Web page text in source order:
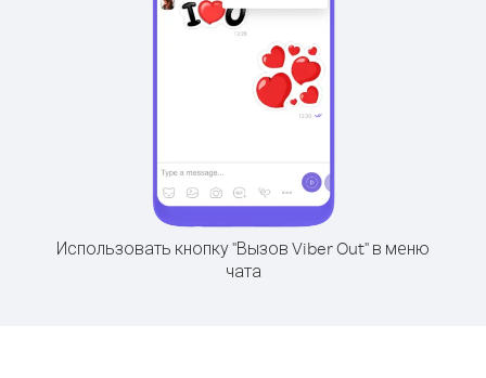
Использовать кнопку "Вызов Viber Out" в меню
чата